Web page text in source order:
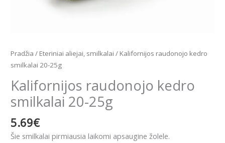
Pradžia / Eteriniai aliejai, smilkalai / Kalifornijos raudonojo kedro
smilkalai 20-25g
Kalifornijos raudonojo kedro
smilkalai 20-25g
5.69€
Šie smilkalai pirmiausia laikomi apsaugine žolele.